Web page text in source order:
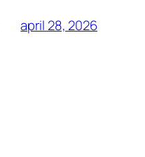
april 28, 2026